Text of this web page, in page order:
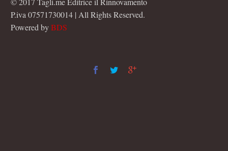
P.iva 07571730014 | All Rights Reserved.
Powered byBDS